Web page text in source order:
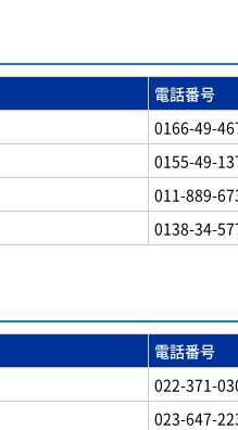
電話番号
0166-49-
0155-49-
011-889-
0138-34-
電話番号
022-371-
023-647-